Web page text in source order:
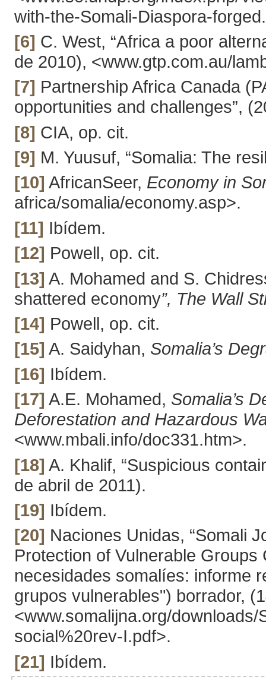
with-the-Somali-Diaspora-
[6] C. West, “Africa a poor
de 2010), <www.gtp.com.au/
[7] Partnership Africa Canada
opportunities and challenges”,
[8] CIA, op. cit.
[9] M. Yuusuf, “Somalia: The
[10] AfricanSeer, Economy in
africa/somalia/economy.asp>.
[11] Ibídem.
[12] Powell, op. cit.
[13] A. Mohamed and S.
shattered economy”, The Wall
[14] Powell, op. cit.
[15] A. Saidyhan, Somalia’s
[16] Ibídem.
[17] A.E. Mohamed, Somalia’s
Deforestation and Hazardous
<www.mbali.info/doc331.htm>.
[18] A. Khalif, “Suspicious
de abril de 2011).
[19] Ibídem.
[20] Naciones Unidas, “Somali
Protection of Vulnerable
necesidades somalíes: informe
grupos vulnerables") borrador,
<www.somalijna.org/
social%20rev-I.pdf>.
[21] Ibídem.